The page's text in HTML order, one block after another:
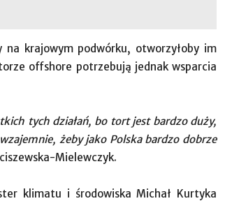
na krajowym podwórku, otworzyłoby im
offshore potrzebują jednak wsparcia
tych działań, bo tort jest bardzo duży,
żeby jako Polska bardzo dobrze
Mielewczyk.
klimatu i środowiska Michał Kurtyka